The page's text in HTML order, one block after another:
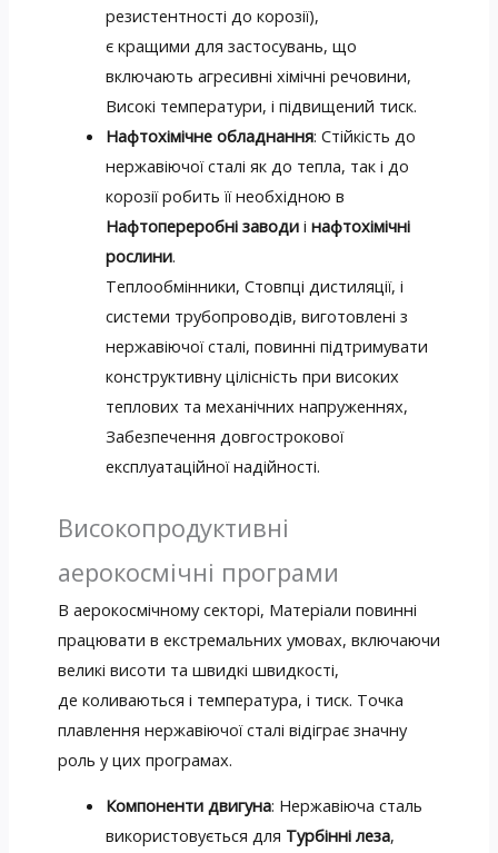
резистентності до корозії),
є кращими для застосувань, що
включають агресивні хімічні речовини,
Високі температури, і підвищений тиск.
Нафтохімічне обладнання: Стійкість до
нержавіючої сталі як до тепла, так і до
корозії робить її необхідною в
Нафтопереробні заводи інафтохімічні
рослини.
Теплообмінники, Стовпці дистиляції, і
системи трубопроводів, виготовлені з
нержавіючої сталі, повинні підтримувати
конструктивну цілісність при високих
теплових та механічних напруженнях,
Забезпечення довгострокової
експлуатаційної надійності.
Високопродуктивні
аерокосмічні програми
В аерокосмічному секторі, Матеріали повинні
працювати в екстремальних умовах, включаючи
великі висоти та швидкі швидкості,
де коливаються і температура, і тиск. Точка
плавлення нержавіючої сталі відіграє значну
роль у цих програмах.
Компоненти двигуна: Нержавіюча сталь
використовується для Турбінні леза,